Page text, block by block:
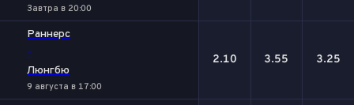
Завтра в 20:00
Раннерс
-
Люнгбю
9 августа в 17:00
2.10 3.55 3.25